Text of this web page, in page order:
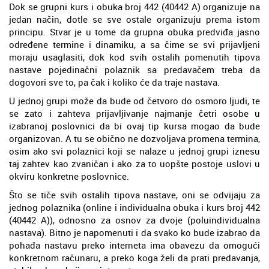
Dok se grupni kurs i obuka broj 442 (40442 A) organizuje na
jedan način, dotle se sve ostale organizuju prema istom
principu. Stvar je u tome da grupna obuka predviđa jasno
određene termine i dinamiku, a sa čime se svi prijavljeni
moraju usaglasiti, dok kod svih ostalih pomenutih tipova
nastave pojedinačni polaznik sa predavačem treba da
dogovori sve to, pa čak i koliko će da traje nastava.
U jednoj grupi može da bude od četvoro do osmoro ljudi, te
se zato i zahteva prijavljivanje najmanje četri osobe u
izabranoj poslovnici da bi ovaj tip kursa mogao da bude
organizovan. A tu se obično ne dozvoljava promena termina,
osim ako svi polaznici koji se nalaze u jednoj grupi iznesu
taj zahtev kao zvaničan i ako za to uopšte postoje uslovi u
okviru konkretne poslovnice.
Što se tiče svih ostalih tipova nastave, oni se odvijaju za
jednog polaznika (online i individualna obuka i kurs broj 442
(40442 A)), odnosno za osnov za dvoje (poluindividualna
nastava). Bitno je napomenuti i da svako ko bude izabrao da
pohađa nastavu preko interneta ima obavezu da omogući
konkretnom računaru, a preko koga želi da prati predavanja,